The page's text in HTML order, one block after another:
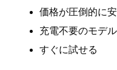
価格が圧倒的に
充電不要のモデ
すぐに試せる